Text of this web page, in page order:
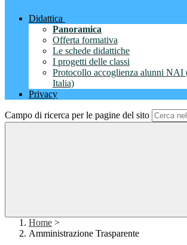
Didattica
Panoramica
Offerta formativa
Le schede didattiche
I progetti delle classi
Protocollo accoglienza alunni
Italia)
Privacy
Campo di ricerca per le pagine del sito
Home >
Amministrazione Trasparente